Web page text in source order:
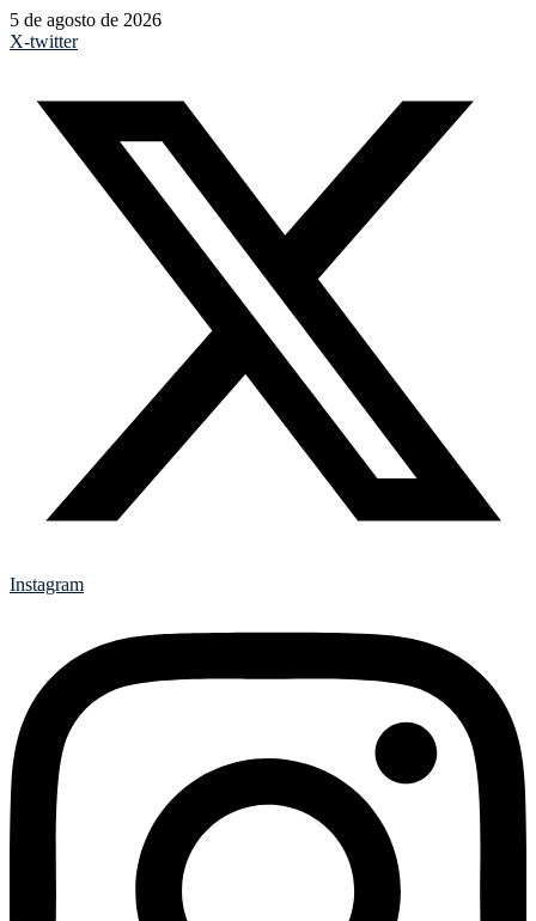
5 de agosto de 2026
X-twitter
Instagram